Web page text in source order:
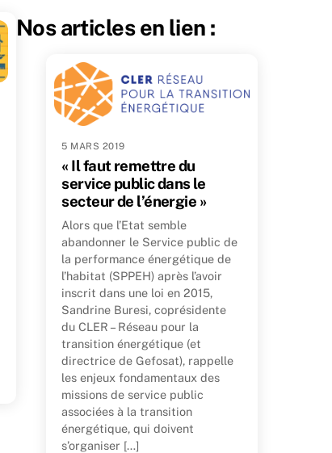
Nos articles en lien :
5 MARS 2019
« Il faut remettre du
service public dans le
secteur de l’énergie »
Alors que l’Etat semble
abandonner le Service public de
la performance énergétique de
l’habitat (SPPEH) après l’avoir
inscrit dans une loi en 2015,
Sandrine Buresi, coprésidente
du CLER – Réseau pour la
transition énergétique (et
directrice de Gefosat), rappelle
les enjeux fondamentaux des
missions de service public
associées à la transition
énergétique, qui doivent
s’organiser […]